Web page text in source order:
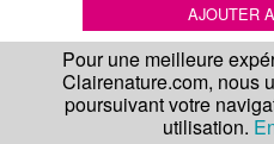
AJOUTER
Ail des ours
HILDEGARDE
Pour une meilleure
Clairenature.com, nous
poursuivant votre
utilisation.